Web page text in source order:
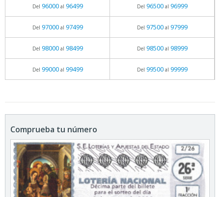
Del 96000al 96499 Del 96500al 96999
Del 97000al 97499 Del 97500al 97999
Del 98000al 98499 Del 98500al 98999
Del 99000al 99499 Del 99500al 99999
Comprueba tu número